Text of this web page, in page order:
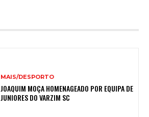
MAIS/DESPORTO
JOAQUIM MOÇA HOMENAGEADO POR EQUIPA DE
JUNIORES DO VARZIM SC